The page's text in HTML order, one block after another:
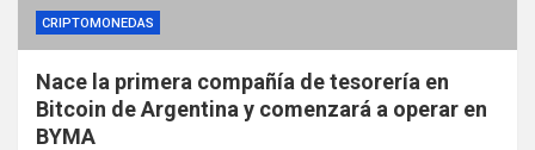
CRIPTOMONEDAS
Nace la primera compañía de tesorería en
Bitcoin de Argentina y comenzará a operar en
BYMA